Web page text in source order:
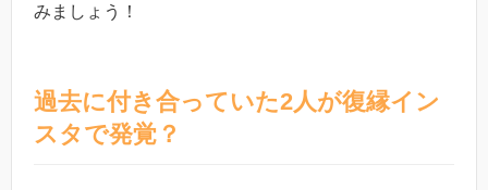
みましょう！
過去に付き合っていた2人が復縁イン
スタで発覚？